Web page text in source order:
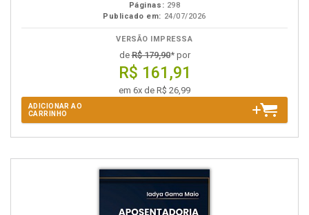
Páginas: 298
Publicado em: 24/07/2026
VERSÃO IMPRESSA
deR$ 179,90* por
R$ 161,91
em 6x de R$ 26,99
ADICIONAR AO
CARRINHO